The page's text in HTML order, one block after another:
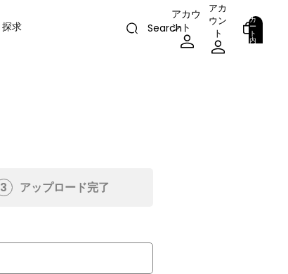
探求 Search
アカウ
ント
アカ
ウン
ト
カ
ー
ト
内
の
3 アップロード完了